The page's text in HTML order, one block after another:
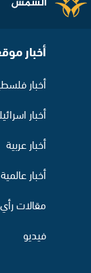
أخبار
أخبار
أخبار
أخبار عربية
أخبار عالمية
مقالات رأي
فيديو